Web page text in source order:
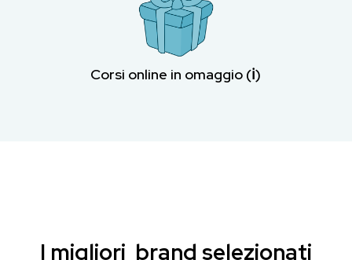
Corsi online in omaggio (ℹ︎)
I migliori brand selezionati